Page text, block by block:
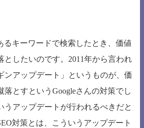
るキーワードで検索したとき、価値
としたいのです。2011年から言われ
ンアップデート」というものが、価
落とすというGoogleさんの対策でし
うアップデートが行われるべきだと
対策とは、こういうアップデート